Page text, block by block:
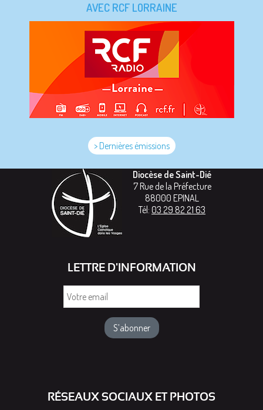
AVEC RCF LORRAINE
> Dernières émissions
Diocèse de Saint-Dié
7 Rue de la Préfecture
88000 EPINAL
Tél: 03 29 82 21 63
LETTRE D'INFORMATION
RÉSEAUX SOCIAUX ET PHOTOS